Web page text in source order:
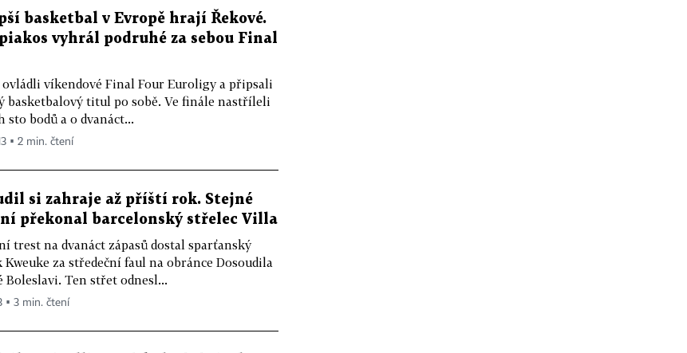
basketbal v Evropě hrají Řekové.
vyhrál podruhé za sebou Final
ovládli víkendové Final Four Euroligy a připsali
basketbalový titul po sobě. Ve finále nastříleli
sto bodů a o dvanáct...
▪ 2 min. čtení
si zahraje až příští rok. Stejné
překonal barcelonský střelec Villa
trest na dvanáct zápasů dostal sparťanský
za středeční faul na obránce Dosoudila
Boleslavi. Ten střet odnesl...
▪ 3 min. čtení